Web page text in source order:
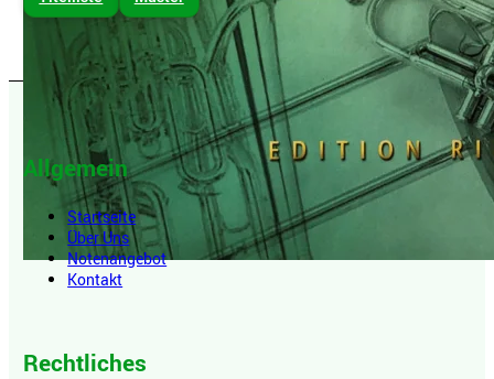
Allgemein
Startseite
Über Uns
Notenangebot
Kontakt
Rechtliches